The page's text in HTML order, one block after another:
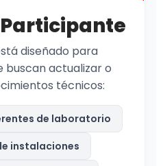
diseñado para
buscan actualizar o
técnicos:
de laboratorio
instalaciones